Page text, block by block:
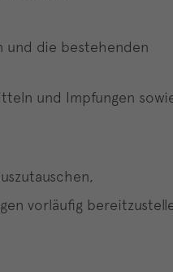
und die bestehenden
und Impfungen
vorläufig